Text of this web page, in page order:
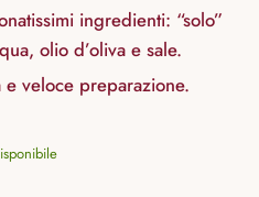
ingredienti: “solo”
olio d’oliva e sale.
e veloce preparazione.